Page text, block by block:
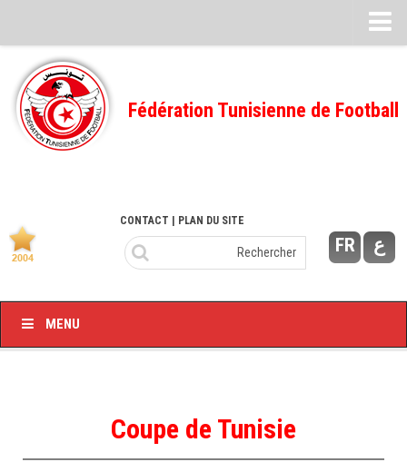
Feuille de match
FMI – 2022/2023
Ligue I – 2022/2023
Ligue I – 2020/2021
Ligue I – 2019/2020
–Ligue II-
Fédération Tunisienne de Football
FR ع
CONTACT | PLAN DU SITE
MENU
Coupe de Tunisie